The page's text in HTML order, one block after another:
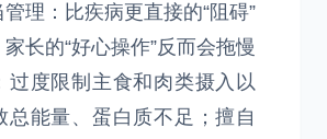
管理：比疾病更直接的“阻碍”
长的“好心操作”反而会拖慢
过度限制主食和肉类摄入以
总能量、蛋白质不足；擅自